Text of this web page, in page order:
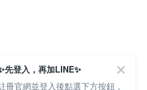
先登入，再加LINE✨
冊官網並登入後點選下方按鈕，